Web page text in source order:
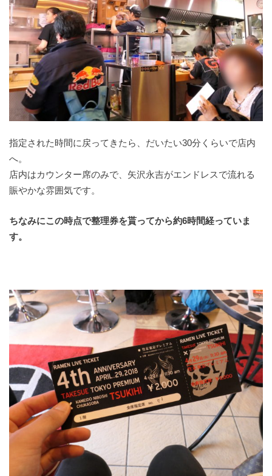
指定された時間に戻ってきたら、だいたい30分くらいで店内
へ。
店内はカウンター席のみで、矢沢永吉がエンドレスで流れる
賑やかな雰囲気です。
ちなみにこの時点で整理券を貰ってから約6時間経っていま
す。